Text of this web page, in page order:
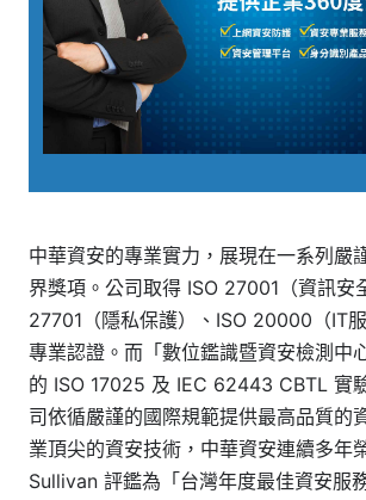
中華資安的專業實力，展現在一系列嚴
界獎項。公司取得 ISO 27001（資訊安
27701（隱私保護）、ISO 20000（IT
專業認證。而「數位鑑識暨資安檢測中
的 ISO 17025 及 IEC 62443 CBTL 實
司依循嚴謹的國際規範提供最高品質的
業頂尖的資安技術，中華資安連續多年
Sullivan 評鑑為「台灣年度最佳資安服